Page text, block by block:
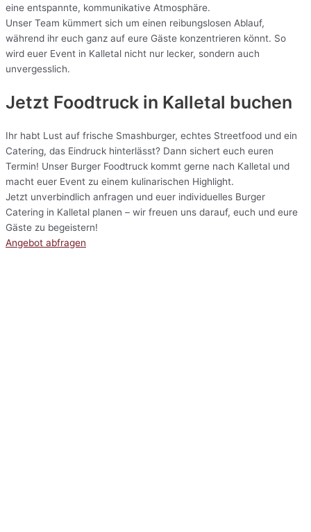
eine entspannte, kommunikative Atmosphäre.
Unser Team kümmert sich um einen reibungslosen Ablauf,
während ihr euch ganz auf eure Gäste konzentrieren könnt. So
wird euer Event in Kalletal nicht nur lecker, sondern auch
unvergesslich.
Jetzt Foodtruck in Kalletal buchen
Ihr habt Lust auf frische Smashburger, echtes Streetfood und ein
Catering, das Eindruck hinterlässt? Dann sichert euch euren
Termin! Unser Burger Foodtruck kommt gerne nach Kalletal und
macht euer Event zu einem kulinarischen Highlight.
Jetzt unverbindlich anfragen und euer individuelles Burger
Catering in Kalletal planen – wir freuen uns darauf, euch und eure
Gäste zu begeistern!
Angebot abfragen